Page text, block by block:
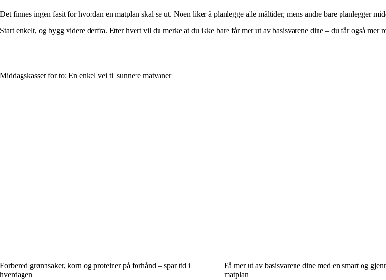
Det finnes ingen fasit for hvordan en matplan skal se ut. Noen liker å planlegge alle måltider, mens andre bare planlegger
Start enkelt, og bygg videre derfra. Etter hvert vil du merke at du ikke bare får mer ut av basisvarene dine – du får også mer
Middagskasser for to: En enkel vei til sunnere matvaner
Forbered grønnsaker, korn og proteiner på forhånd – spar tid i
hverdagen
Få mer ut av basisvarene dine med en smart og
matplan